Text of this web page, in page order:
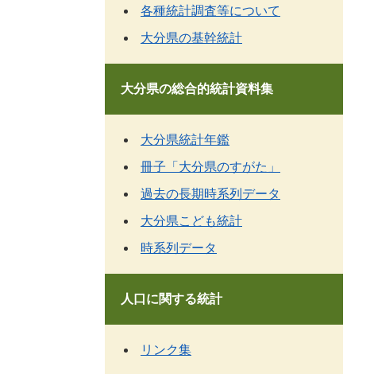
各種統計調査等について
大分県の基幹統計
大分県の総合的統計資料集
大分県統計年鑑
冊子「大分県のすがた」
過去の長期時系列データ
大分県こども統計
時系列データ
人口に関する統計
リンク集